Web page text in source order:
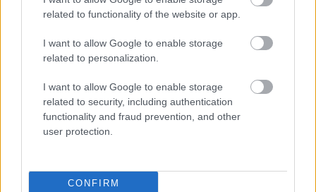
related to functionality of the website or app.
I want to allow Google to enable storage
related to personalization.
I want to allow Google to enable storage
related to security, including authentication
functionality and fraud prevention, and other
user protection.
CONFIRM
Ένα σαμπουάν καθαρισμού ειδικά